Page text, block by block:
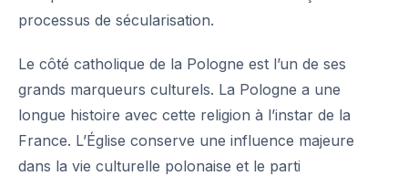
processus de sécularisation.
Le côté catholique de la Pologne est l’un de ses
grands marqueurs culturels. La Pologne a une
longue histoire avec cette religion à l’instar de la
France. L’Église conserve une influence majeure
dans la vie culturelle polonaise et le parti